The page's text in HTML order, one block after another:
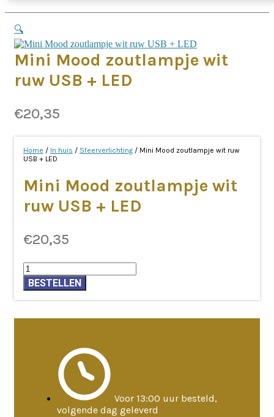
🔍
Mini Mood zoutlampje wit
ruw USB + LED
€20,35
Home / In huis / Sfeerverlichting / Mini Mood zoutlampje wit ruw
USB + LED
Mini Mood zoutlampje wit
ruw USB + LED
€20,35
Mini
Mood
zoutlampje
wit
BESTELLEN
Voor 13:00 uur besteld,
volgende dag geleverd